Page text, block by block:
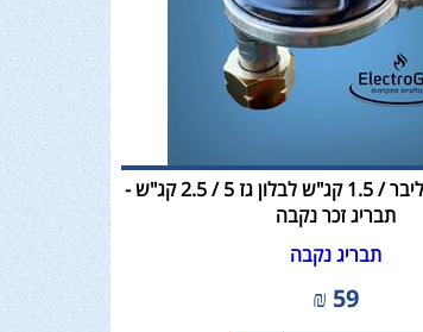
ווסת זוויתי 30 מיליבר / 1.5 קג"ש לבלון גז 5 / 2.5 קג"ש -
תבריג זכר נקבה
תבריג נקבה
59
₪